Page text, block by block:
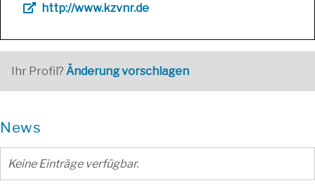
http://www.kzvnr.de
Ihr Profil? Änderung vorschlagen
News
Keine Einträge verfügbar.